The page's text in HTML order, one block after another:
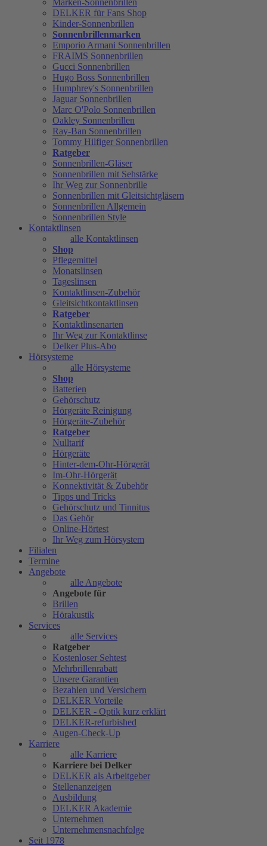
Marken-Sonnenbrillen
DELKER für Fans Shop
Kinder-Sonnenbrillen
Sonnenbrillenmarken
Emporio Armani Sonnenbrillen
FRAIMS Sonnenbrillen
Gucci Sonnenbrillen
Hugo Boss Sonnenbrillen
Humphrey's Sonnenbrillen
Jaguar Sonnenbrillen
Marc O'Polo Sonnenbrillen
Oakley Sonnenbrillen
Ray-Ban Sonnenbrillen
Tommy Hilfiger Sonnenbrillen
Ratgeber
Sonnenbrillen-Gläser
Sonnenbrillen mit Sehstärke
Ihr Weg zur Sonnenbrille
Sonnenbrillen mit Gleitsichtgläsern
Sonnenbrillen Allgemein
Sonnenbrillen Style
Kontaktlinsen
alle Kontaktlinsen
Shop
Pflegemittel
Monatslinsen
Tageslinsen
Kontaktlinsen-Zubehör
Gleitsichtkontaktlinsen
Ratgeber
Kontaktlinsenarten
Ihr Weg zur Kontaktlinse
Delker Plus-Abo
Hörsysteme
alle Hörsysteme
Shop
Batterien
Gehörschutz
Hörgeräte Reinigung
Hörgeräte-Zubehör
Ratgeber
Nulltarif
Hörgeräte
Hinter-dem-Ohr-Hörgerät
Im-Ohr-Hörgerät
Konnektivität & Zubehör
Tipps und Tricks
Gehörschutz und Tinnitus
Das Gehör
Online-Hörtest
Ihr Weg zum Hörsystem
Filialen
Termine
Angebote
alle Angebote
Angebote für
Brillen
Hörakustik
Services
alle Services
Ratgeber
Kostenloser Sehtest
Mehrbrillenrabatt
Unsere Garantien
Bezahlen und Versichern
DELKER Vorteile
DELKER - Optik kurz erklärt
DELKER-refurbished
Augen-Check-Up
Karriere
alle Karriere
Karriere bei Delker
DELKER als Arbeitgeber
Stellenanzeigen
Ausbildung
DELKER Akademie
Unternehmen
Unternehmensnachfolge
Seit 1978